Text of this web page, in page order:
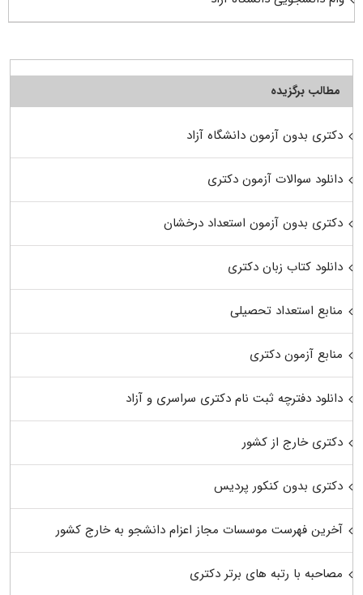
مطالب برگزیده
دکتری بدون آزمون دانشگاه آزاد
دانلود سوالات آزمون دکتری
دکتری بدون آزمون استعداد درخشان
دانلود کتاب زبان دکتری
منابع استعداد تحصیلی
منابع آزمون دکتری
دانلود دفترچه ثبت نام دکتری سراسری و آزاد
دکتری خارج از کشور
دکتری بدون کنکور پردیس
آخرین فهرست موسسات مجاز اعزام دانشجو به خارج کشور
مصاحبه با رتبه های برتر دکتری